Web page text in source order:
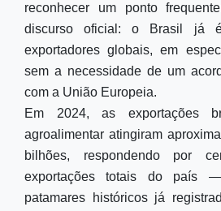
reconhecer um ponto
discurso oficial: o Brasil já
exportadores globais, em
sem a necessidade de um
com a União Europeia.
Em 2024, as exportações
agroalimentar atingiram
bilhões, respondendo por
exportações totais do país
patamares históricos já